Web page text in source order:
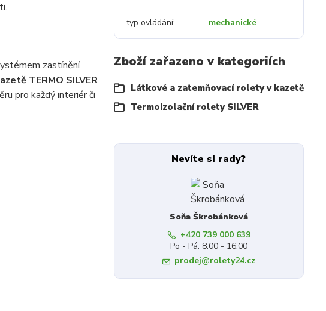
zastínění
TERMO SILVER
pro každý interiér či
typ ovládání mechanické
Zboží zařazeno v kategoriích
Látkové a zatemňovací rolety v kazetě
Termoizolační rolety SILVER
Nevíte si rady?
Soňa Škrobánková
+420 739 000 639
Po - Pá: 8:00 - 16:00
prodej@rolety24.cz